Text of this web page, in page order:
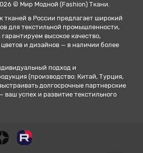
© Мир Модной (Fashion) Ткани.
в России предлагает широкий
для текстильной промышленности,
высокое качество,
и дизайнов — в наличии более
подход и
(производство: Китай, Турция,
долгосрочные партнерские
успех и развитие текстильного